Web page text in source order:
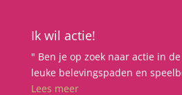
Ik wil actie!
" Ben je op zoek naar actie in
leuke belevingspaden en
Lees meer